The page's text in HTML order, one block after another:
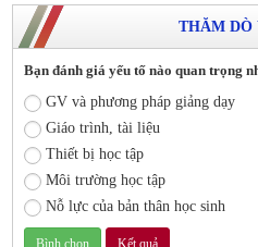
THĂM DÒ
Bạn đánh giá yếu tố nào quan trọng
GV và phương pháp giảng dạy
Giáo trình, tài liệu
Thiết bị học tập
Môi trường học tập
Nỗ lực của bản thân học sinh